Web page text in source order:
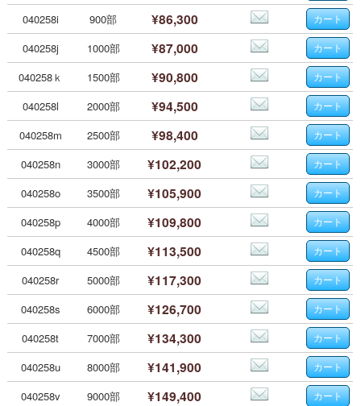
040258i 900部 ¥86,300
040258j 1000部 ¥87,000
040258ｋ 1500部 ¥90,800
040258l 2000部 ¥94,500
040258m 2500部 ¥98,400
040258n 3000部 ¥102,200
040258o 3500部 ¥105,900
040258p 4000部 ¥109,800
040258q 4500部 ¥113,500
040258r 5000部 ¥117,300
040258s 6000部 ¥126,700
040258t 7000部 ¥134,300
040258u 8000部 ¥141,900
040258v 9000部 ¥149,400